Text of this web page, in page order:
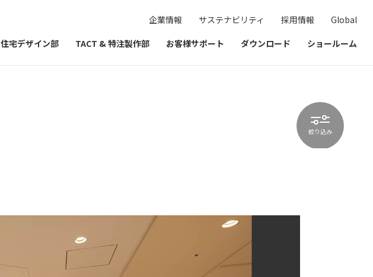
企業情報 サステナビリティ 採用情報
Global
住宅デザイン部 TACT & 特注製作部 お客様サポート ダウンロード ショールーム
絞り込み